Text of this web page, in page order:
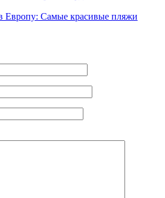
Европу: Самые красивые пляжи